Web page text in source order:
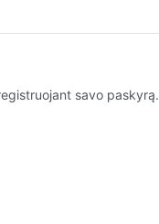
savo paskyrą.